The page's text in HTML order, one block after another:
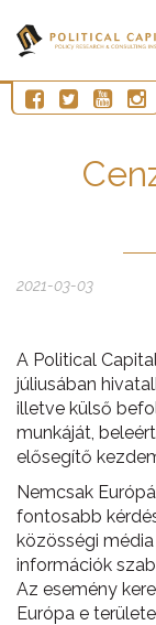
2021-03-03
A Political
júliusában
illetve külső
munkáját,
elősegítő
Nemcsak
fontosabb
közösségi
információk
Az esemény
Európa e